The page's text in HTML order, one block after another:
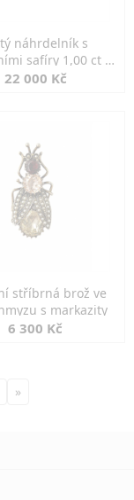
náhrdelník s
safíry 1,00 ct a
diamanty
22 000 Kč
stříbrná brož ve
s markazity
6 300 Kč
»